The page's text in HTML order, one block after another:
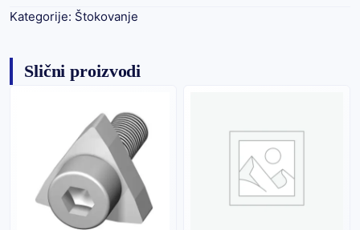
Kategorije: Štokovanje
Slični proizvodi